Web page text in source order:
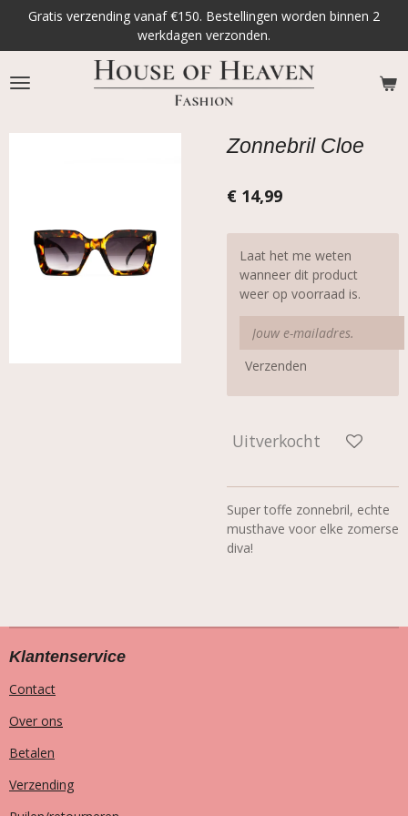
naar
de
hoofdinhoud
Gratis verzending vanaf €150. Bestellingen worden binnen 2
werkdagen verzonden.
Zonnebril Cloe
€ 14,99
Laat het me weten
wanneer dit product
weer op voorraad is.
Verzenden
Uitverkocht
Super toffe zonnebril, echte
musthave voor elke zomerse
diva!
Klantenservice
Contact
Over ons
Betalen
Verzending